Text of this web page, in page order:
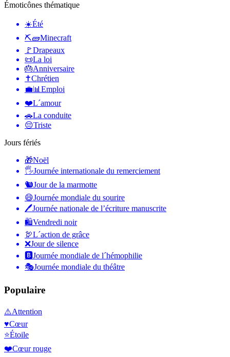
Émoticônes thématique
☀️Été
⛏🧱Minecraft
🚩Drapeaux
📜La loi
🎂Anniversaire
✝️Chrétien
💼📊 Emploi
❤️L´amour
🚗La conduite
😔Triste
Jours fériés
🎁Noël
🖐Journée internationale du remerciement
🐿Jour de la marmotte
😄Journée mondiale du sourire
🖊Journée nationale de l’écriture manuscrite
🛍Vendredi noir
🦃L´action de grâce
❌Jour de silence
🅱️Journée mondiale de l´hémophilie
🎭Journée mondiale du théâtre
Populaire
⚠️Attention
♥️Cœur
⭐Étoile
❤️Cœur rouge